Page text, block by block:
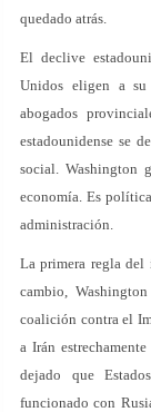
quedado atrás.
El declive
Unidos eligen a su
abogados
estadounidense se
social. Washington
economía. Es
administración.
La primera regla del
cambio,
coalición contra el
a Irán
dejado que
funcionado con